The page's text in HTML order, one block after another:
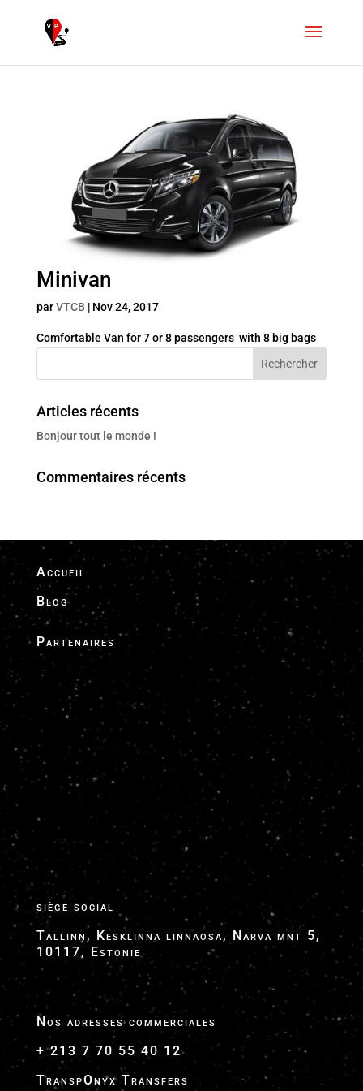
Minivan
parVTCB | Nov 24, 2017
Comfortable Van for 7 or 8 passengers with 8 big bags
Articles récents
Bonjour tout le monde !
Commentaires récents
Accueil
Blog
Partenaires
Chauffeur Finder - Drivers & Global Airport
Transfers
Google My Business - VTC NICE AEROPORT -
TranspOnyx Transfers
Google Transfers Business Site
ToGoLimo Google My Business
siège social
Tallinn, Kesklinna linnaosa, Narva mnt 5,
10117, Estonie
Nos adresses commerciales
+ 213 7 70 55 40 12
TranspOnyx Transfers